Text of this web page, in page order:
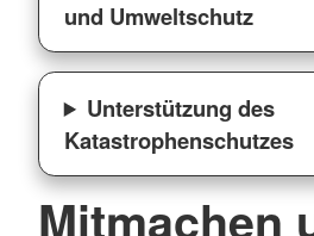
und Umweltschutz
Unterstützung des
Katastrophenschutzes
Mitmachen